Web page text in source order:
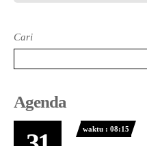
Cari
Agenda
waktu : 08:15